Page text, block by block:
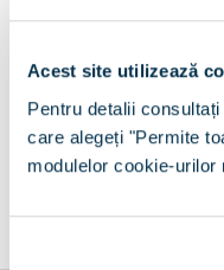
Acest site utilizează
Pentru detalii consultați
care alegeți "Permite
modulelor cookie-urilor
Didesti
+